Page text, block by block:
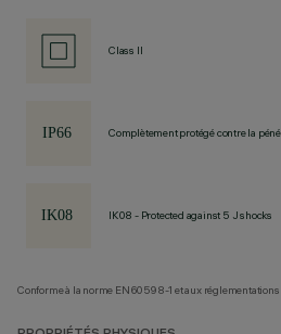
Class II
Complètement protégé contre la
IK08 - Protected against 5 J shocks
Conforme à la norme EN60598-1 et aux